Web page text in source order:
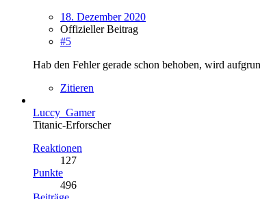
18. Dezember 2020
Offizieller Beitrag
#5
Hab den Fehler gerade schon behoben, wird
Zitieren
Luccy_Gamer
Titanic-Erforscher
Reaktionen
127
Punkte
496